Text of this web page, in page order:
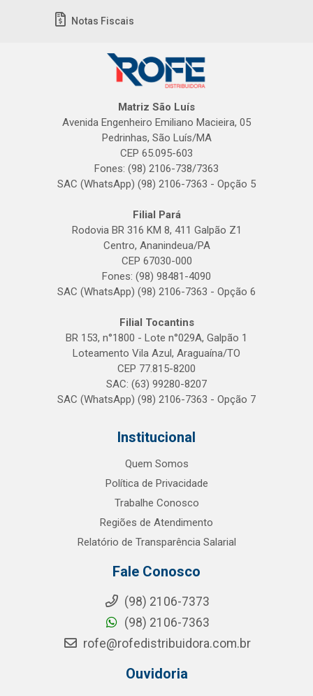
Notas Fiscais
Matriz São Luís
Avenida Engenheiro Emiliano Macieira, 05
Pedrinhas, São Luís/MA
CEP 65.095-603
Fones: (98) 2106-738/7363
SAC (WhatsApp) (98) 2106-7363 - Opção 5
Filial Pará
Rodovia BR 316 KM 8, 411 Galpão Z1
Centro, Ananindeua/PA
CEP 67030-000
Fones: (98) 98481-4090
SAC (WhatsApp) (98) 2106-7363 - Opção 6
Filial Tocantins
BR 153, n°1800 - Lote n°029A, Galpão 1
Loteamento Vila Azul, Araguaína/TO
CEP 77.815-8200
SAC: (63) 99280-8207
SAC (WhatsApp) (98) 2106-7363 - Opção 7
Institucional
Quem Somos
Política de Privacidade
Trabalhe Conosco
Regiões de Atendimento
Relatório de Transparência Salarial
Fale Conosco
(98) 2106-7373
(98) 2106-7363
rofe@rofedistribuidora.com.br
Ouvidoria